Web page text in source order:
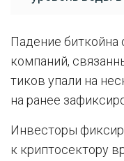
Падение биткойна
компаний,
тиков упали на
на ранее
Инвесторы
к криптосектору